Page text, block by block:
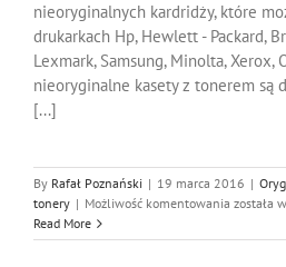
nieoryginalnych kardridży, które
drukarkach Hp, Hewlett - Packard,
Lexmark, Samsung, Minolta, Xerox,
nieoryginalne kasety z tonerem są
[...]
By Rafał Poznański | 19 marca 2016 |
tonery | Możliwość komentowania Tonery
Drukarek
została
Read More